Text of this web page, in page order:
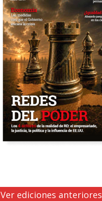
Ver ediciones anteriores